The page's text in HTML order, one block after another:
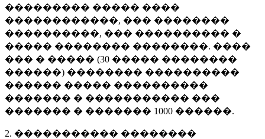
��������� ����� ����
������������, ��� ��������
����������, ��� ���������� �
����� �������� ��������. ����
��� � ����� (30 ����� ��������
������) �������� ����������
������ ����� ����������
������� � ����������� ���
������� � ������� 1000 ������.
2. ����������� ��������